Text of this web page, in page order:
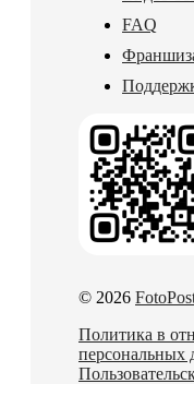
FAQ
© 2026
Политика в
персональных